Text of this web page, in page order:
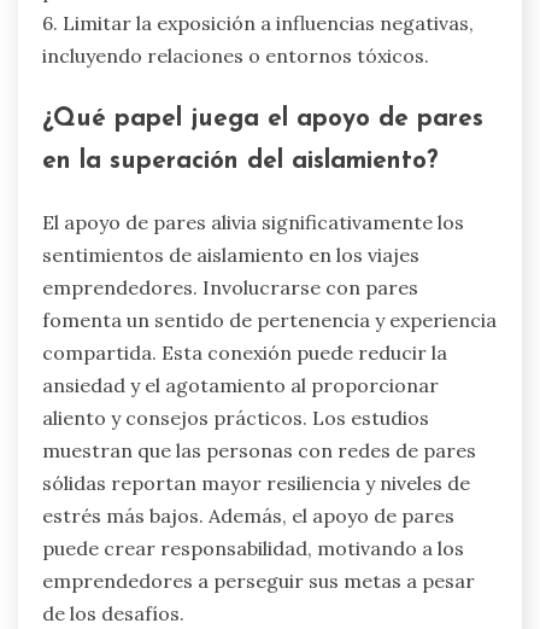
estrategias efectivas que promuevan el
bienestar. Priorizar el autocuidado, establecer
1. Establecer una rutina que incluya descansos
para la relajación y la actividad física.
presiones abrumadoras.
3. Construir una red de apoyo de pares y
mentores para compartir experiencias.
4. Practicar técnicas de atención plena para
reducir la ansiedad y mejorar el enfoque.
5. Buscar ayuda profesional cuando se sienta
persistentemente abrumado.
6. Limitar la exposición a influencias negativas,
incluyendo relaciones o entornos tóxicos.
¿Qué papel juega el apoyo de pares
en la superación del aislamiento?